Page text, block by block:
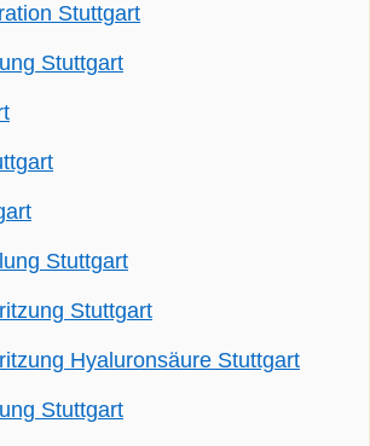
Stuttgart
Stuttgart
Stuttgart
Stuttgart
Hyaluronsäure Stuttgart
Stuttgart